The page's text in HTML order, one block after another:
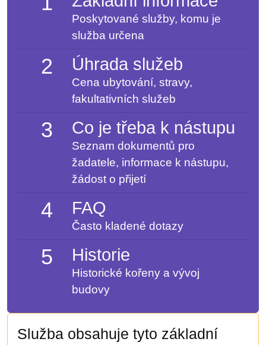
Poskytované služby, komu je
služba určena
2 Úhrada služeb
Cena ubytování, stravy,
fakultativních služeb
3 Co je třeba k nástupu
Seznam dokumentů pro
žadatele, informace k nástupu,
žádost o přijetí
4 FAQ
Často kladené dotazy
5 Historie
Historické kořeny a vývoj
budovy
Služba obsahuje tyto základní